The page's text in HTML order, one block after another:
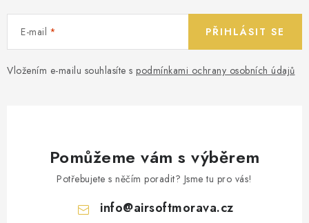
E-mail
Vložením e-mailu souhlasíte s podmínkami ochrany osobních údajů
PŘIHLÁSIT SE
Pomůžeme vám s výběrem
Potřebujete s něčím poradit? Jsme tu pro vás!
info@airsoftmorava.cz